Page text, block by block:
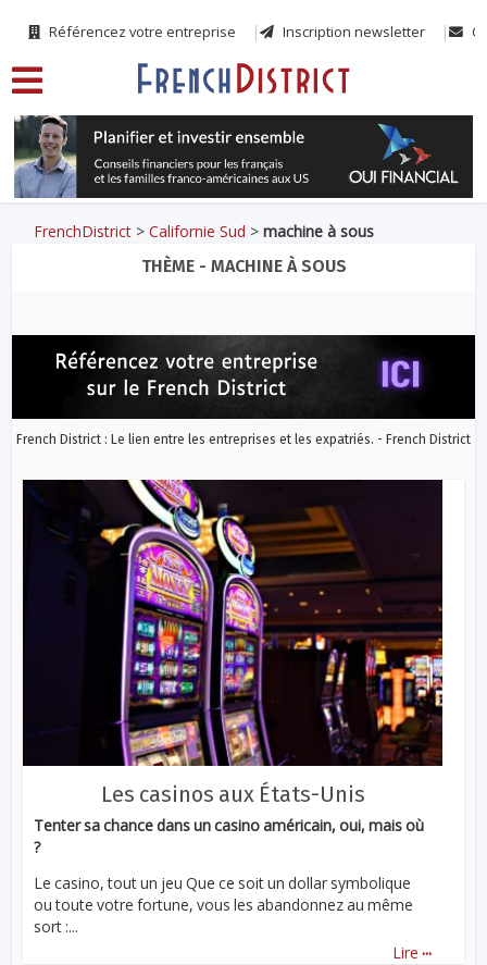
Référencez votre entreprise Inscription newsletter
FrenchDistrict >Californie Sud >machine à sous
THÈME - MACHINE À SOUS
French District : Le lien entre les entreprises et les expatriés. - French District
Les casinos aux États-Unis
Tenter sa chance dans un casino américain, oui, mais où
?
Le casino, tout un jeu Que ce soit un dollar symbolique
ou toute votre fortune, vous les abandonnez au même
sort :...
Lire ...